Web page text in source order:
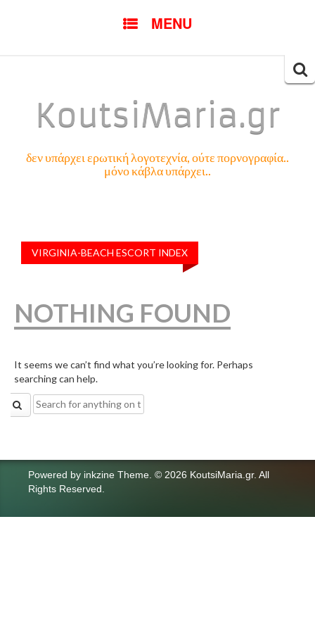
MENU
KoutsiMaria.gr
δεν υπάρχει ερωτική λογοτεχνία, ούτε πορνογραφία..
μόνο κάβλα υπάρχει..
VIRGINIA-BEACH ESCORT INDEX
NOTHING FOUND
It seems we can’t find what you’re looking for. Perhaps
searching can help.
Search
for:
Powered by inkzine Theme © 2026 KoutsiMaria.gr. All
Rights Reserved.